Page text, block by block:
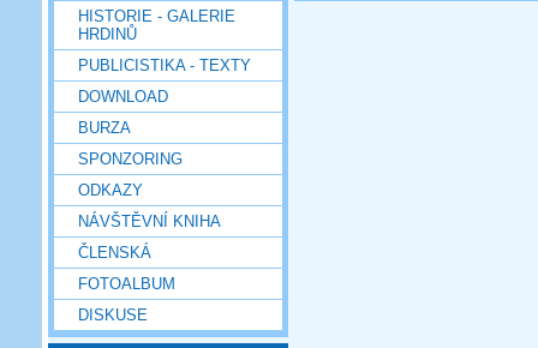
HISTORIE - GALERIE
HRDINŮ
PUBLICISTIKA - TEXTY
DOWNLOAD
BURZA
SPONZORING
ODKAZY
NÁVŠTĚVNÍ KNIHA
ČLENSKÁ
FOTOALBUM
DISKUSE